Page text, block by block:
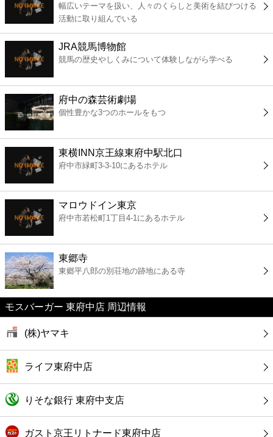
コンビニ
薬局
エンタメ
レジャー
書店
ファミレス
カフェ
ショッピング
銀行
公共
病院
幅広いテーマを扱い、人々のくらしと美術を結びつける
活動に取り組んでいる
JRA競馬博物館
競馬の歴史やしくみについて体験しながら学べる
府中の森芸術劇場
個性豊かな3つのホールをもつ
東横INN京王線東府中駅北口
府中市緑町3-3-10にあるホテル
マロウドイン東京
府中市若松町1丁目4-1にあるホテル
東郷寺
東郷平八郎の別荘地の跡地にある寺
モスバーガー 東府中店 周辺情報
(株)ヤマキ
ライフ東府中店
りそな銀行 東府中支店
ガスト京王リトナード東府中店